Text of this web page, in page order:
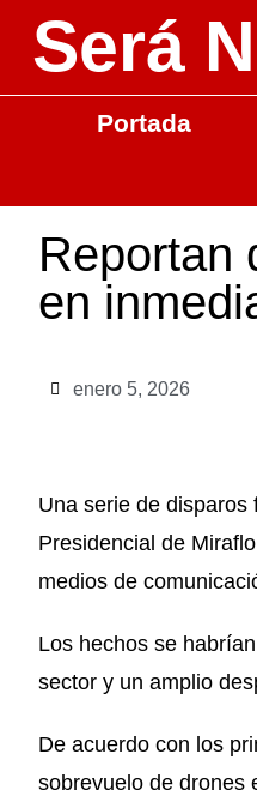
Será
Portada
Reportan
en
enero 5, 2026
Una serie de
Presidencial de
medios de
Los hechos se
sector y un amplio
De acuerdo con los
sobrevuelo de drones